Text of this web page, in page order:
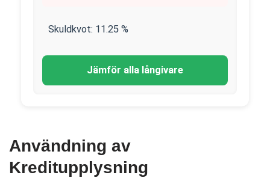
Skuldkvot: 11.25 %
Jämför alla långivare
Användning av
Kreditupplysning